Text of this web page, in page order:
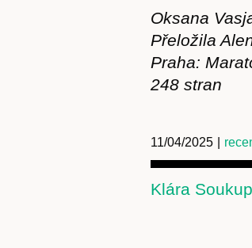
Oksana
Přeložila
Praha:
248 stran
11/04/2025
Klára